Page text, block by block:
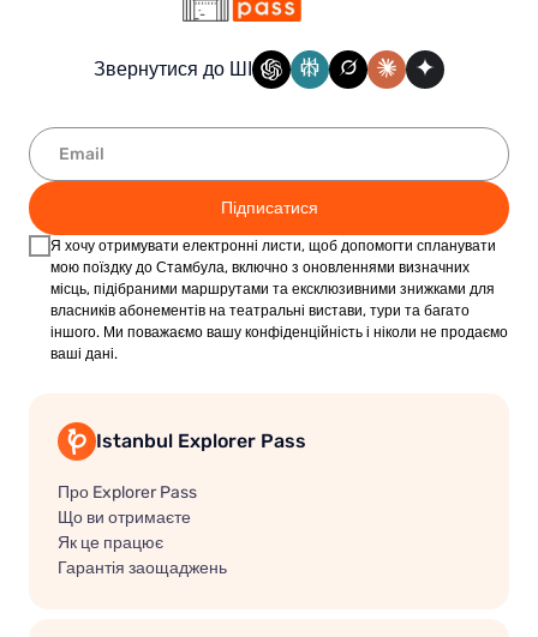
Звернутися до ШІ
Підписатися
Я хочу отримувати електронні листи, щоб допомогти спланувати
мою поїздку до Стамбула, включно з оновленнями визначних
місць, підібраними маршрутами та ексклюзивними знижками для
власників абонементів на театральні вистави, тури та багато
іншого. Ми поважаємо вашу конфіденційність і ніколи не продаємо
ваші дані.
Istanbul Explorer Pass
Про Explorer Pass
Що ви отримаєте
Як це працює
Гарантія заощаджень